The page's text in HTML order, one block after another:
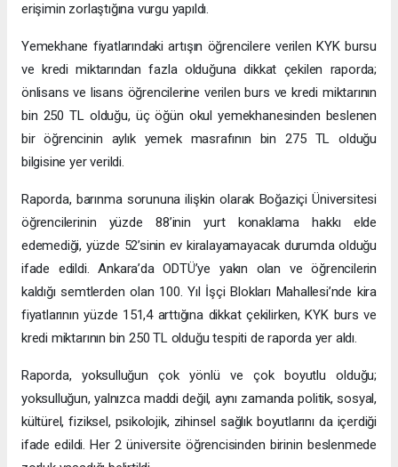
erişimin zorlaştığına vurgu yapıldı.
Yemekhane fiyatlarındaki artışın öğrencilere verilen KYK bursu
ve kredi miktarından fazla olduğuna dikkat çekilen raporda;
önlisans ve lisans öğrencilerine verilen burs ve kredi miktarının
bin 250 TL olduğu, üç öğün okul yemekhanesinden beslenen
bir öğrencinin aylık yemek masrafının bin 275 TL olduğu
bilgisine yer verildi.
Raporda, barınma sorununa ilişkin olarak Boğaziçi Üniversitesi
öğrencilerinin yüzde 88’inin yurt konaklama hakkı elde
edemediği, yüzde 52’sinin ev kiralayamayacak durumda olduğu
ifade edildi. Ankara’da ODTÜ’ye yakın olan ve öğrencilerin
kaldığı semtlerden olan 100. Yıl İşçi Blokları Mahallesi’nde kira
fiyatlarının yüzde 151,4 arttığına dikkat çekilirken, KYK burs ve
kredi miktarının bin 250 TL olduğu tespiti de raporda yer aldı.
Raporda, yoksulluğun çok yönlü ve çok boyutlu olduğu;
yoksulluğun, yalnızca maddi değil, aynı zamanda politik, sosyal,
kültürel, fiziksel, psikolojik, zihinsel sağlık boyutlarını da içerdiği
ifade edildi. Her 2 üniversite öğrencisinden birinin beslenmede